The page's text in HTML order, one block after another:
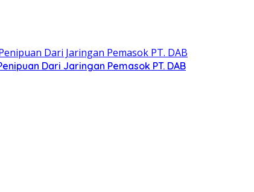
Dari Jaringan Pemasok PT. DAB